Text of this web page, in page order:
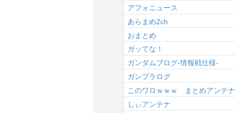
アフォニュース
あらまめ2ch
おまとめ
ガッてな！
ガンダムブログ-情報戦仕様-
ガンプラログ
このワロｗｗｗ まとめアンテナ
しぃアンテナ